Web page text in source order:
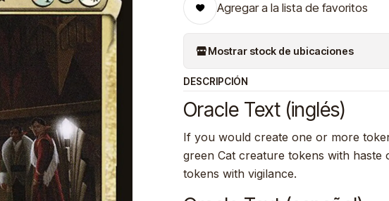
Agregar a la lista de favoritos
Mostrar stock de ubicaciones
DESCRIPCIÓN
Oracle Text (inglés)
If you would create one or more
green Cat creature tokens with
tokens with vigilance.